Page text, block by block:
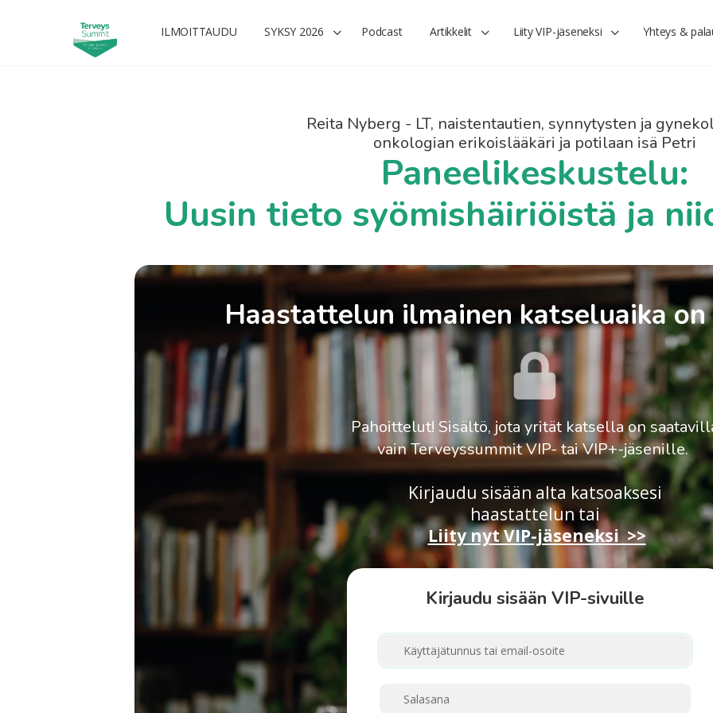
ILMOITTAUDU SYKSY 2026 Podcast Artikkelit Liity VIP-jäseneksi Yhteys &
Reita Nyberg - LT, naistentautien, synnytysten ja
onkologian erikoislääkäri ja potilaan isä Petri
Paneelikeskustelu:
Uusin tieto syömishäiriöistä ja
Haastattelun ilmainen katseluaika
Pahoittelut! Sisältö, jota yrität katsella on
vain Terveyssummit VIP- tai VIP+-jäsenille.
Kirjaudu sisään alta katsoaksesi
haastatteluntai
Liity nyt VIP-jäseneksi >>
Kirjaudu sisään VIP-sivuille